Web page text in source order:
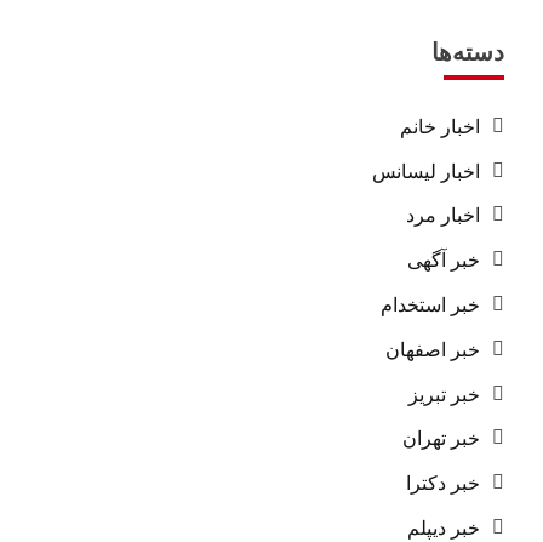
دسته‌ها
اخبار خانم
اخبار لیسانس
اخبار مرد
خبر آگهی
خبر استخدام
خبر اصفهان
خبر تبریز
خبر تهران
خبر دکترا
خبر دیپلم